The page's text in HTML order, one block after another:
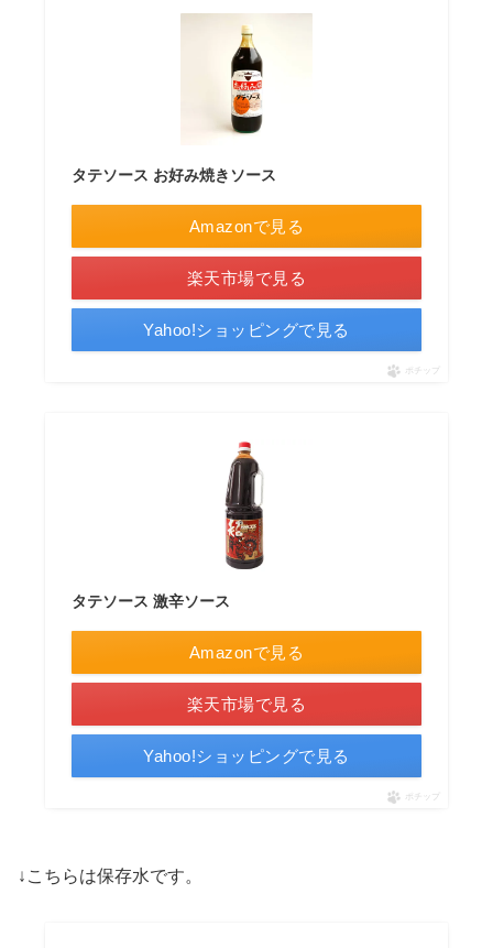
タテソース お好み焼きソース
Amazonで見る
楽天市場で見る
Yahoo!ショッピングで見る
ポチップ
タテソース 激辛ソース
Amazonで見る
楽天市場で見る
Yahoo!ショッピングで見る
ポチップ
↓こちらは保存水です。